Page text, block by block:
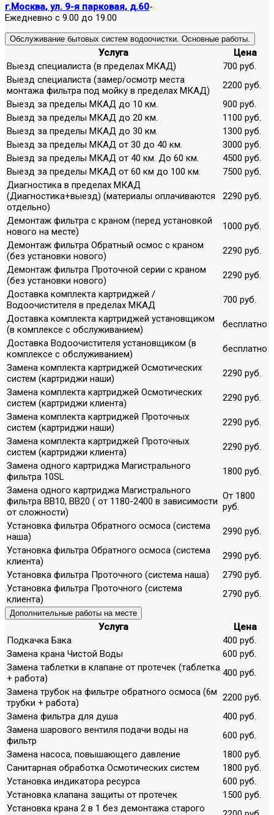
г.Москва, ул. 9-я парковая, д.60-
Ежедневно с 9.00 до 19.00
Обслуживание бытовых систем водоочистки. Основные работы.
Услуга
Цена
Выезд специалиста (в пределах МКАД)
700 руб.
Выезд специалиста (замер/осмотр места
монтажа фильтра под мойку в пределах МКАД)
2200 руб.
Выезд за пределы МКАД до 10 км.
900 руб.
Выезд за пределы МКАД до 20 км.
1100 руб.
Выезд за пределы МКАД до 30 км.
1300 руб.
Выезд за пределы МКАД от 30 до 40 км.
3000 руб.
Выезд за пределы МКАД от 40 км. До 60 км.
4500 руб.
Выезд за пределы МКАД от 60 км до 100 км.
7500 руб.
Диагностика в пределах МКАД
(Диагностика+выезд) (материалы оплачиваются
отдельно)
2290 руб.
Демонтаж фильтра с краном (перед установкой
нового на месте)
1000 руб.
Демонтаж фильтра Обратный осмос с краном
(без установки нового)
2290 руб.
Демонтаж фильтра Проточной серии с краном
(без установки нового)
2290 руб.
Доставка комплекта картриджей /
Водоочистителя в пределах МКАД
700 руб.
Доставка комплекта картриджей установщиком
(в комплексе с обслуживанием)
бесплатно
Доставка Водоочистителя установщиком (в
комплексе с обслуживанием)
бесплатно
Замена комплекта картриджей Осмотических
систем (картриджи наши)
2290 руб.
Замена комплекта картриджей Осмотических
систем (картриджи клиента)
2290 руб.
Замена комплекта картриджей Проточных
систем (картриджи наши)
2290 руб.
Замена комплекта картриджей Проточных
систем (картриджи клиента)
2290 руб.
Замена одного картриджа Магистрального
фильтра 10SL
1800 руб.
Замена одного картриджа Магистрального
фильтра ВВ10, ВВ20 ( от 1180-2400 в зависимости
от сложности)
От 1800
руб.
Установка фильтра Обратного осмоса (система
наша)
2990 руб.
Установка фильтра Обратного осмоса (система
клиента)
2990 руб.
Установка фильтра Проточного (система наша)
2790 руб.
Установка фильтра Проточного (система
клиента)
2790 руб.
Дополнительные работы на месте
Услуга
Цена
Подкачка Бака
400 руб.
Замена крана Чистой Воды
600 руб.
Замена таблетки в клапане от протечек (таблетка
+ работа)
400 руб.
Замена трубок на фильтре обратного осмоса (6м
трубки + работа)
2200 руб.
Замена фильтра для душа
400 руб.
Замена шарового вентиля подачи воды на
фильтр
600 руб.
Замена насоса, повышающего давление
1800 руб.
Санитарная обработка Осмотических систем
1800 руб.
Установка индикатора ресурса
600 руб.
Установка клапана защиты от протечек
1500 руб.
Установка крана 2 в 1 без демонтажа старого